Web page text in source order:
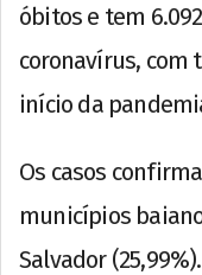
óbitos e tem
coronavírus, com
início da
Os casos
municípios
Salvador